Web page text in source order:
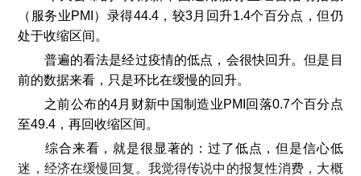
（服务业PMI）录得44.4，较3月回升1.4个百分点，但仍
处于收缩区间。
普遍的看法是经过疫情的低点，会很快回升。但是目
前的数据来看，只是环比在缓慢的回升。
之前公布的4月财新中国制造业PMI回落0.7个百分点
至49.4，再回收缩区间。
综合来看，就是很显著的：过了低点，但是信心低
迷，经济在缓慢回复。我觉得传说中的报复性消费，大概